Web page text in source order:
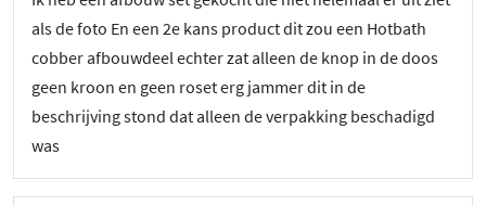
als de foto En een 2e kans product dit zou een Hotbath
cobber afbouwdeel echter zat alleen de knop in de doos
geen kroon en geen roset erg jammer dit in de
beschrijving stond dat alleen de verpakking beschadigd
was